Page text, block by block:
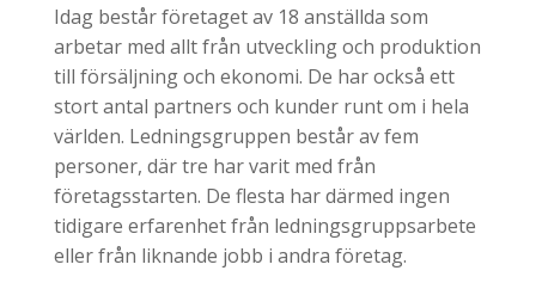
Idag består företaget av 18 anställda som
arbetar med allt från utveckling och produktion
till försäljning och ekonomi. De har också ett
stort antal partners och kunder runt om i hela
världen. Ledningsgruppen består av fem
personer, där tre har varit med från
företagsstarten. De flesta har därmed ingen
tidigare erfarenhet från ledningsgruppsarbete
eller från liknande jobb i andra företag.